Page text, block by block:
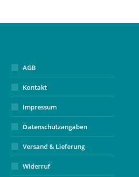
AGB
Kontakt
Impressum
Datenschutzangaben
Versand & Lieferung
Widerruf